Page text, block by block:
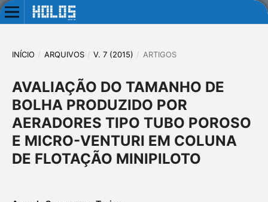
INÍCIO / ARQUIVOS / V. 7 (2015) / ARTIGOS
AVALIAÇÃO DO TAMANHO DE
BOLHA PRODUZIDO POR
AERADORES TIPO TUBO POROSO
E MICRO-VENTURI EM COLUNA
DE FLOTAÇÃO MINIPILOTO